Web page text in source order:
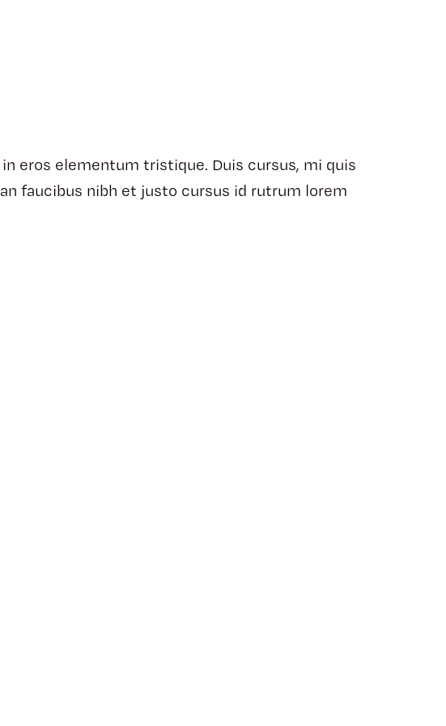
eros elementum tristique. Duis cursus, mi quis
faucibus nibh et justo cursus id rutrum lorem